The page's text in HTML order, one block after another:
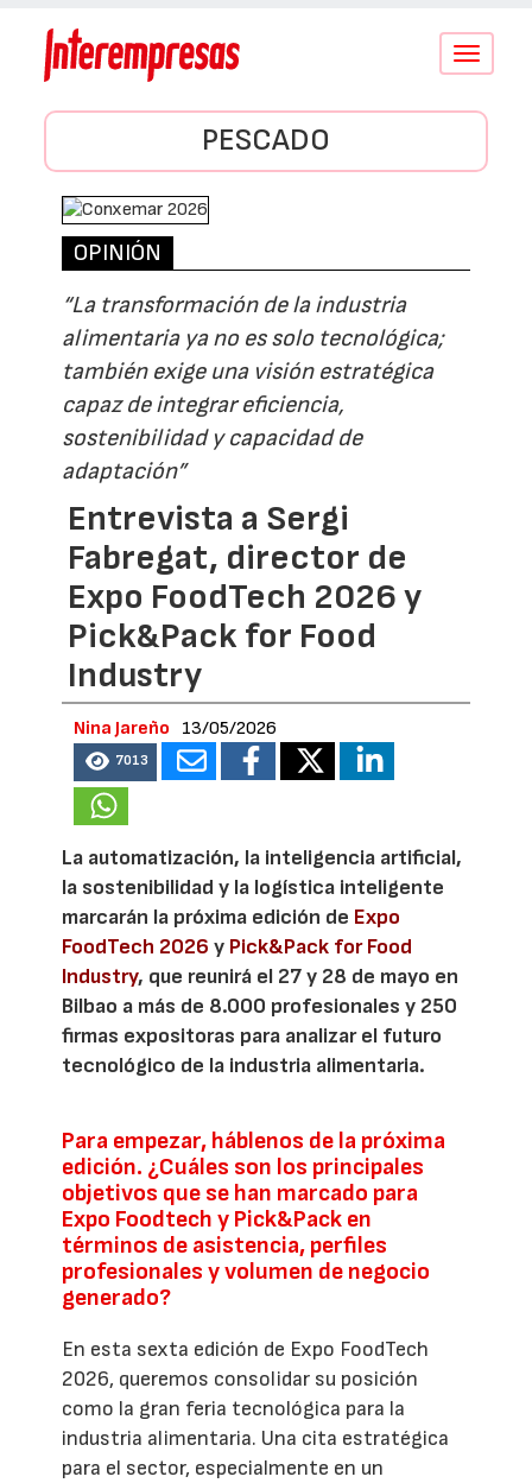
Conmutar
PESCADO
OPINIÓN
“La transformación de la industria
alimentaria ya no es solo tecnológica;
también exige una visión estratégica
capaz de integrar eficiencia,
sostenibilidad y capacidad de
adaptación”
Entrevista a Sergi
Fabregat, director de
Expo FoodTech 2026 y
Pick&Pack for Food
Industry
Nina Jareño 13/05/2026
7013
La automatización, la inteligencia artificial,
la sostenibilidad y la logística inteligente
marcarán la próxima edición de Expo
FoodTech 2026 y Pick&Pack for Food
Industry, que reunirá el 27 y 28 de mayo en
Bilbao a más de 8.000 profesionales y 250
firmas expositoras para analizar el futuro
tecnológico de la industria alimentaria.
Para empezar, háblenos de la próxima
edición. ¿Cuáles son los principales
objetivos que se han marcado para
Expo Foodtech y Pick&Pack en
términos de asistencia, perfiles
profesionales y volumen de negocio
generado?
En esta sexta edición de Expo FoodTech
2026, queremos consolidar su posición
como la gran feria tecnológica para la
industria alimentaria. Una cita estratégica
para el sector, especialmente en un